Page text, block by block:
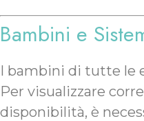
Bambini e
I bambini di tutte le
Per visualizzare
disponibilità, è